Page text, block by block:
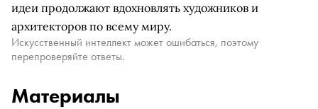
идеи продолжают вдохновлять художников и
архитекторов по всему миру.
Искусственный интеллект может ошибаться, поэтому
перепроверяйте ответы.
Материалы